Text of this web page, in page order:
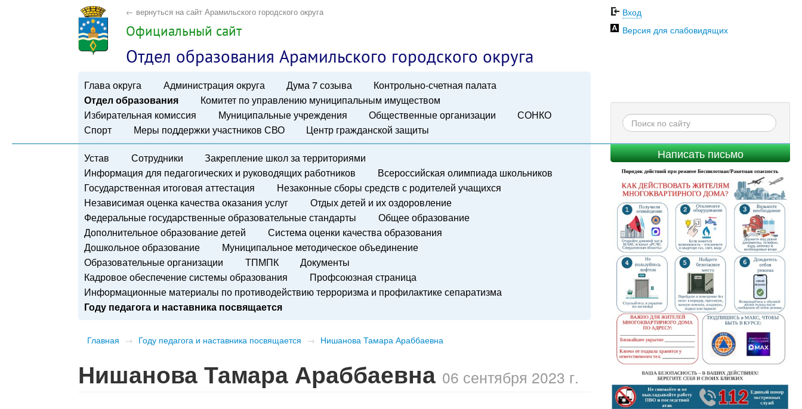
← вернуться на сайт Арамильского городского округа
Официальный сайт
Отдел образования Арамильского городского округа
Глава округа Администрация округа Дума 7 созыва
Контрольно-счетная палата
Отдел образования
Комитет по управлению муниципальным имуществом
Избирательная комиссия
Муниципальные учреждения Общественные организации
СОНКО
Спорт
Меры поддержки участников СВО Центр гражданской защиты
Вход
Версия для слабовидящих
Написать письмо
Устав Сотрудники
Закрепление школ за территориями
Информация для педагогических и руководящих работников
Всероссийская олимпиада школьников
Государственная итоговая аттестация
Незаконные сборы средств с родителей учащихся
Независимая оценка качества оказания услуг
Отдых детей и их оздоровление
Федеральные государственные образовательные стандарты
Общее образование
Дополнительное образование детей
Система оценки качества образования
Дошкольное образование
Муниципальное методическое объединение
Образовательные организации
ТПМПК
Документы
Кадровое обеспечение системы образования
Профсоюзная страница
Информационные материалы по противодействию терроризма и профилактике сепаратизма
Году педагога и наставника посвящается
Главная → Году педагога и наставника посвящается → Нишанова Тамара Араббаевна
Нишанова Тамара Араббаевна 06 сентября 2023 г.